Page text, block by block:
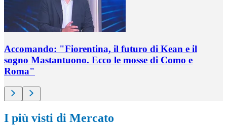
Accomando: "Fiorentina, il futuro di Kean e il
sogno Mastantuono. Ecco le mosse di Como e
Roma"
I più visti di Mercato